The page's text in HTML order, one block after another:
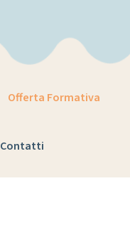
Offerta Formativa
Contatti